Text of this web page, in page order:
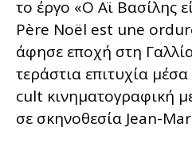
το έργο «Ο Αϊ Βασίλης
Père Noël est une
άφησε εποχή στη
τεράστια επιτυχία
cult κινηματογραφική
σε σκηνοθεσία Jean-